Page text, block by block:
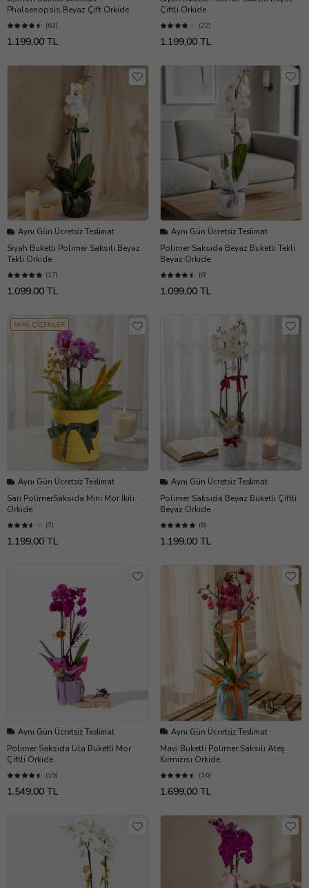
Phalaenopsis Beyaz Çift Orkide
(63)
1.199,00 TL
Çiftli Orkide
(22)
1.199,00 TL
Aynı Gün Ücretsiz Teslimat
Siyah Buketli Polimer Saksılı Beyaz
Tekli Orkide
(17)
1.099,00 TL
Aynı Gün Ücretsiz Teslimat
Polimer Saksıda Beyaz Buketli Tekli
Beyaz Orkide
(6)
1.099,00 TL
MİNİ ÇİÇEKLER
Aynı Gün Ücretsiz Teslimat
Sarı PolimerSaksıda Mini Mor İkili
Orkide
(7)
1.199,00 TL
Aynı Gün Ücretsiz Teslimat
Polimer Saksıda Beyaz Buketli Çiftli
Beyaz Orkide
(8)
1.199,00 TL
Aynı Gün Ücretsiz Teslimat
Polimer Saksıda Lila Buketli Mor
Çiftli Orkide
(15)
1.549,00 TL
Aynı Gün Ücretsiz Teslimat
Mavi Buketli Polimer Saksılı Ateş
Kırmızısı Orkide
(16)
1.699,00 TL